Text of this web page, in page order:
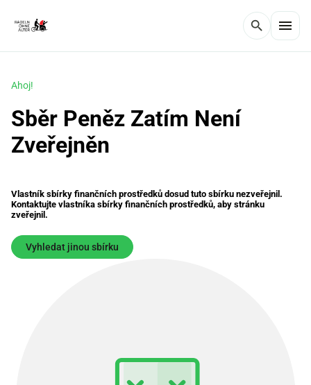
search menu
Ahoj!
Sběr Peněz Zatím Není
Zveřejněn
Vlastník sbírky finančních prostředků dosud tuto sbírku nezveřejnil.
Kontaktujte vlastníka sbírky finančních prostředků, aby stránku
zveřejnil.
Vyhledat jinou sbírku